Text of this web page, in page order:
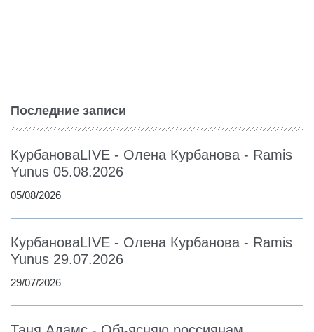
Последние записи
КурбановаLIVE - Олена Курбанова - Ramis
Yunus 05.08.2026
05/08/2026
КурбановаLIVE - Олена Курбанова - Ramis
Yunus 29.07.2026
29/07/2026